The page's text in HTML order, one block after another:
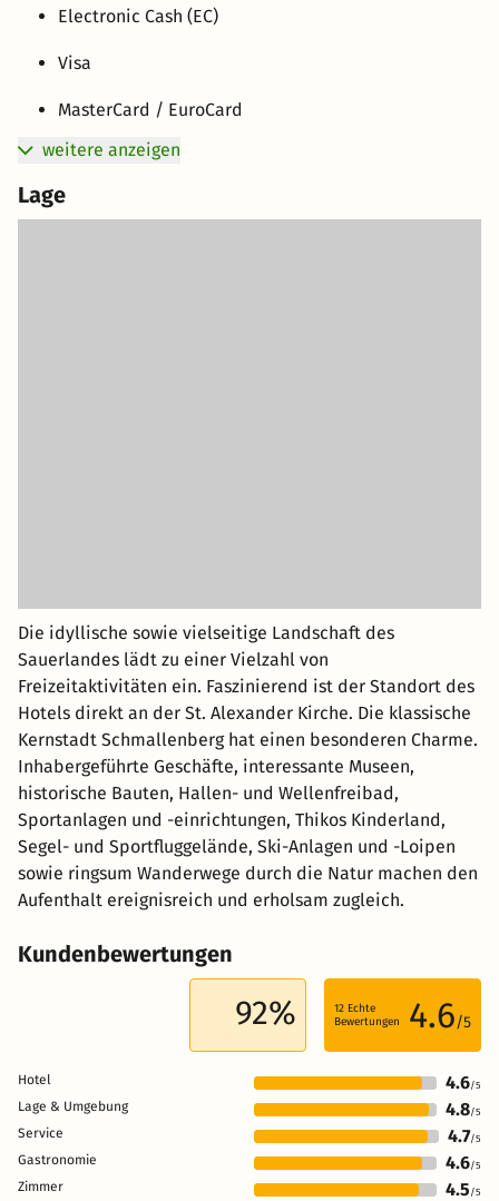
Electronic Cash (EC)
Visa
MasterCard / EuroCard
weitere anzeigen
Lage
Die idyllische sowie vielseitige Landschaft des
Sauerlandes lädt zu einer Vielzahl von
Freizeitaktivitäten ein. Faszinierend ist der Standort des
Hotels direkt an der St. Alexander Kirche. Die klassische
Kernstadt Schmallenberg hat einen besonderen Charme.
Inhabergeführte Geschäfte, interessante Museen,
historische Bauten, Hallen- und Wellenfreibad,
Sportanlagen und -einrichtungen, Thikos Kinderland,
Segel- und Sportfluggelände, Ski-Anlagen und -Loipen
sowie ringsum Wanderwege durch die Natur machen den
Aufenthalt ereignisreich und erholsam zugleich.
Kundenbewertungen
92% 12 Echte
Bewertungen
4.6/5
Hotel 4.6/5
Lage & Umgebung 4.8/5
Service 4.7/5
Gastronomie 4.6/5
Zimmer 4.5 /5